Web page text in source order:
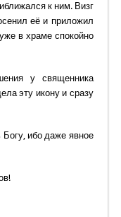
к ним. Визг
её и приложил
в храме спокойно
у священника
эту икону и сразу
ибо даже явное